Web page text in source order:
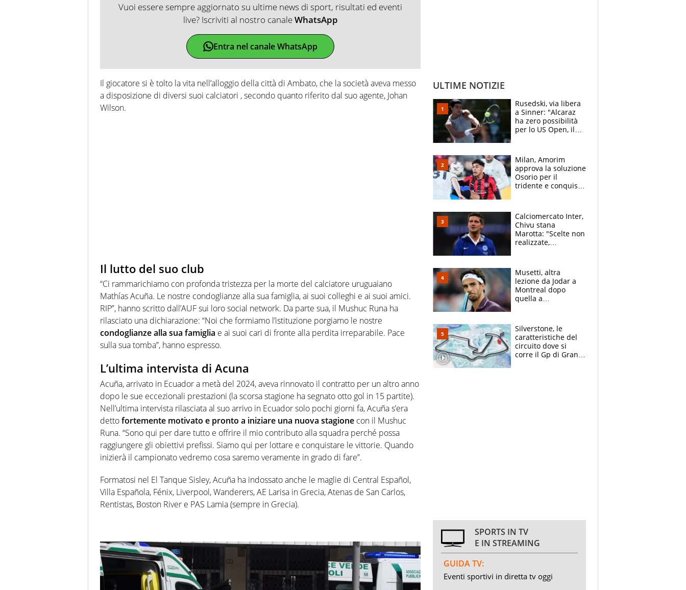
Vuoi essere sempre aggiornato su ultime news di sport, risultati ed eventi
live? Iscriviti al nostro canaleWhatsApp
Entra nel canale WhatsApp
Il giocatore si è tolto la vita nell’alloggio della città di Ambato, che la società aveva messo
a disposizione di diversi suoi calciatori , secondo quanto riferito dal suo agente, Johan
Wilson.
Il lutto del suo club
“Ci rammarichiamo con profonda tristezza per la morte del calciatore uruguaiano
Mathías Acuña. Le nostre condoglianze alla sua famiglia, ai suoi colleghi e ai suoi amici.
RIP”, hanno scritto dall’AUF sui loro social network. Da parte sua, il Mushuc Runa ha
rilasciato una dichiarazione: “Noi che formiamo l’istituzione porgiamo le nostre
condoglianze alla sua famiglia e ai suoi cari di fronte alla perdita irreparabile. Pace
sulla sua tomba”, hanno espresso.
L’ultima intervista di Acuna
Acuña, arrivato in Ecuador a metà del 2024, aveva rinnovato il contratto per un altro anno
dopo le sue eccezionali prestazioni (la scorsa stagione ha segnato otto gol in 15 partite).
Nell’ultima intervista rilasciata al suo arrivo in Ecuador solo pochi giorni fa, Acuña s’era
dettofortemente motivato e pronto a iniziare una nuova stagione con il Mushuc
Runa. “Sono qui per dare tutto e offrire il mio contributo alla squadra perché possa
raggiungere gli obiettivi prefissi. Siamo qui per lottare e conquistare le vittorie. Quando
inizierà il campionato vedremo cosa saremo veramente in grado di fare”.
Formatosi nel El Tanque Sisley, Acuña ha indossato anche le maglie di Central Español,
Villa Española, Fénix, Liverpool, Wanderers, AE Larisa in Grecia, Atenas de San Carlos,
Rentistas, Boston River e PAS Lamia (sempre in Grecia).
ULTIME NOTIZIE
Rusedski, via libera
a Sinner: "Alcaraz
ha zero possibilità
per lo US Open, il
Milan, Amorim
approva la soluzione
Osorio per il
tridente e conquista
Allegri
Calciomercato Inter,
Chivu stana
Marotta: "Scelte non
realizzate,
squadra"
Musetti, altra
lezione da Jodar a
Montreal dopo
quella a
tutto"
Silverstone, le
caratteristiche del
circuito dove si
corre il Gp di Gran
SPORTS IN TV
E IN STREAMING
GUIDA TV:
Eventi sportivi in diretta tv oggi